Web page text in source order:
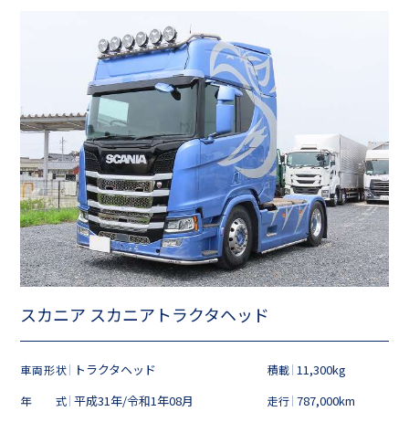
スカニア スカニアトラクタヘッド
車両形状 トラクタヘッド 積載 11,300kg
年式 平成31年/令和1年08月 走行 787,000km